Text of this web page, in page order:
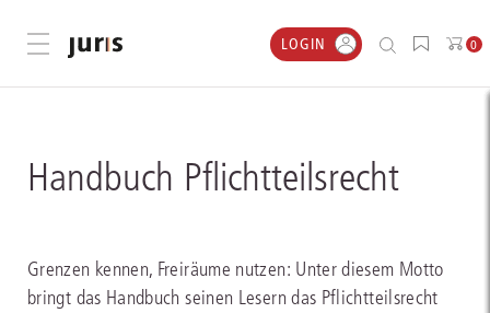
Menü öffnen LOGIN 0
Handbuch Pflichtteilsrecht
Grenzen kennen, Freiräume nutzen: Unter diesem Motto
bringt das Handbuch seinen Lesern das Pflichtteilsrecht